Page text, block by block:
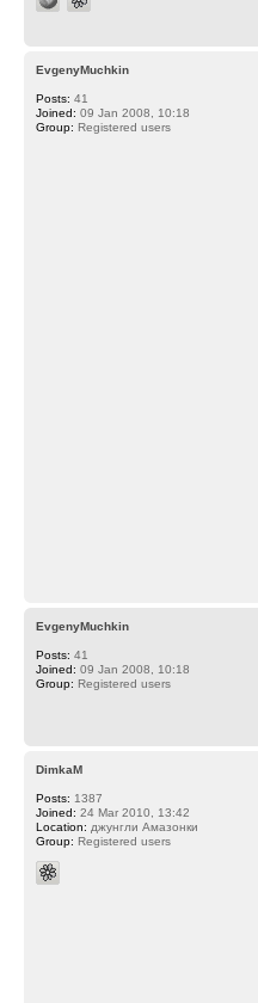
EvgenyMuchkin
Posts: 41
Joined: 09 Jan 2008, 10:18
Group: Registered users
EvgenyMuchkin
Posts: 41
Joined: 09 Jan 2008, 10:18
Group: Registered users
DimkaM
Posts: 1387
Joined: 24 Mar 2010, 13:42
Location: джунгли Амазонки
Group: Registered users